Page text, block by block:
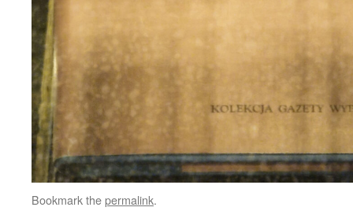
Bookmark thepermalink.